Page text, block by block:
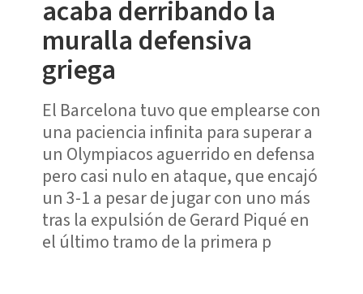
acaba derribando la
muralla defensiva
griega
El Barcelona tuvo que emplearse con
una paciencia infinita para superar a
un Olympiacos aguerrido en defensa
pero casi nulo en ataque, que encajó
un 3-1 a pesar de jugar con uno más
tras la expulsión de Gerard Piqué en
el último tramo de la primera p